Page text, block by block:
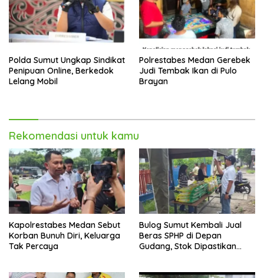
Polda Sumut Ungkap Sindikat
Penipuan Online, Berkedok
Lelang Mobil
Polrestabes Medan Gerebek
Judi Tembak Ikan di Pulo
Brayan
Rekomendasi untuk kamu
Kapolrestabes Medan Sebut
Korban Bunuh Diri, Keluarga
Tak Percaya
Bulog Sumut Kembali Jual
Beras SPHP di Depan
Gudang, Stok Dipastikan